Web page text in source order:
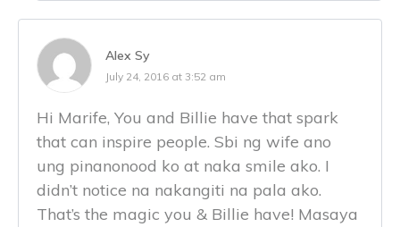
Alex Sy
July 24, 2016 at 3:52 am
Hi Marife, You and Billie have that spark
that can inspire people. Sbi ng wife ano
ung pinanonood ko at naka smile ako. I
didn’t notice na nakangiti na pala ako.
That’s the magic you & Billie have! Masaya